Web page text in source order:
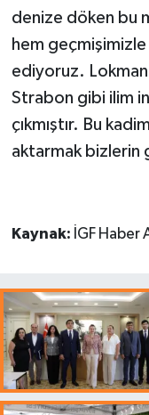
denize döken bu
hem
ediyoruz.
Strabon gibi ilim
çıkmıştır. Bu
aktarmak bizlerin
Kaynak: İGF Haber